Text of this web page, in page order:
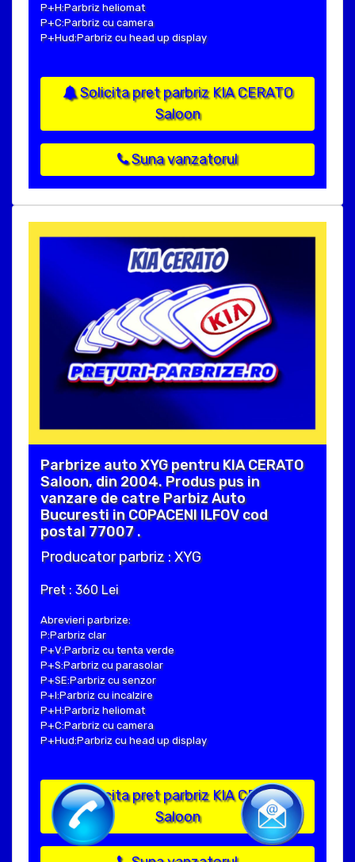
P+H:Parbriz heliomat
P+C:Parbriz cu camera
P+Hud:Parbriz cu head up display
Solicita pret parbriz KIA CERATO
Saloon
Suna vanzatorul
Parbrize auto XYG pentru KIA CERATO
Saloon, din 2004. Produs pus in
vanzare de catre Parbiz Auto
Bucuresti in COPACENI ILFOV cod
postal 77007 .
Producator parbriz : XYG
Pret : 360 Lei
Abrevieri parbrize:
P:Parbriz clar
P+V:Parbriz cu tenta verde
P+S:Parbriz cu parasolar
P+SE:Parbriz cu senzor
P+I:Parbriz cu incalzire
P+H:Parbriz heliomat
P+C:Parbriz cu camera
P+Hud:Parbriz cu head up display
Solicita pret parbriz KIA CERATO
Saloon